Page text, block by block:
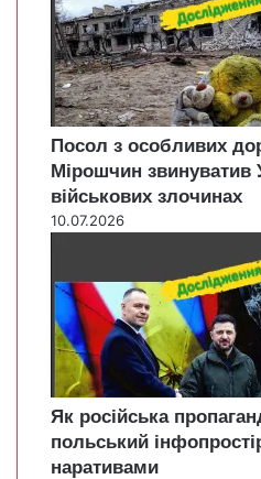
Посол з особливих
Мірошчин звинуватив
військових злочинах
10.07.2026
Як російська
польський
наративами